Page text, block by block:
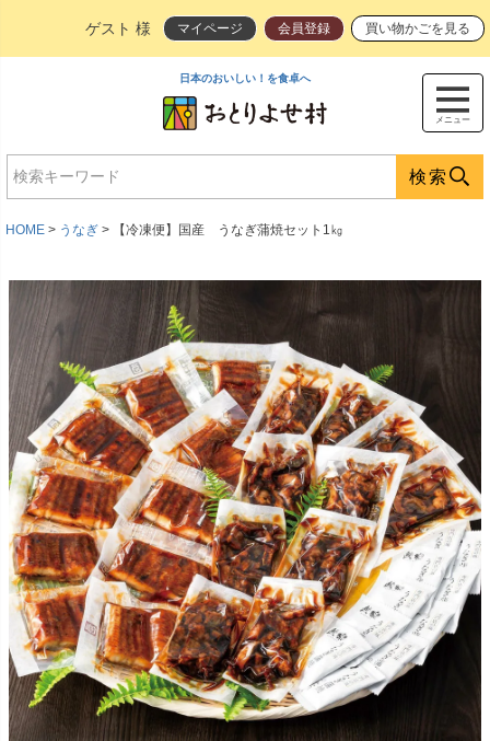
ゲスト 様 マイページ 会員登録 買い物かごを見る
メニュー
日本のおいしい！を食卓へ
検索
HOME うなぎ 【冷凍便】国産 うなぎ蒲焼セット1㎏